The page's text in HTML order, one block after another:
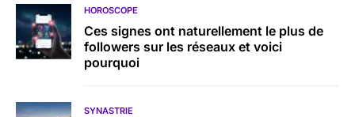
HOROSCOPE
Ces signes ont naturellement le plus de
followers sur les réseaux et voici
pourquoi
SYNASTRIE